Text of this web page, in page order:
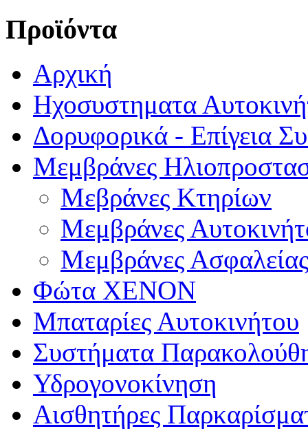
Προϊόντα
Αρχική
Ηχοσυστηματα
Δορυφορικά - Επίγεια
Μεμβράνες
Μεβράνες Κτηρίων
Μεμβράνες
Μεμβράνες Ασφαλείας
Φώτα XENON
Μπαταρίες Αυτοκινήτου
Συστήματα
Υδρογονοκίνηση
Αισθητήρες